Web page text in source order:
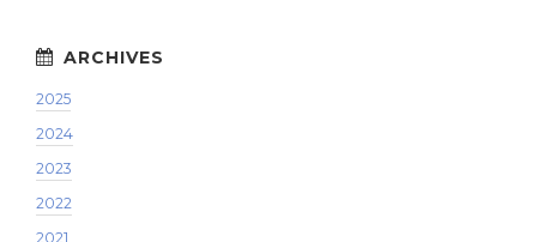
2025
2024
2023
2022
2021